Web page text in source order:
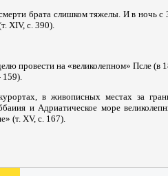
брата слишком тяжелы. И в ночь с
XIV, с. 390).
провести на «великолепном» Псле (в
159).
в живописных местах за
и Адриатическое море
(т. XV, с. 167).